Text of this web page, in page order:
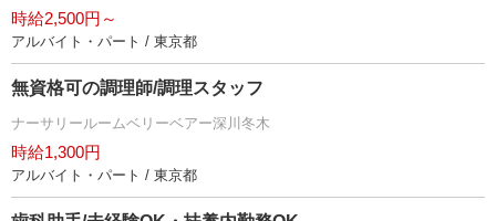
時給2,500円～
アルバイト・パート / 東京都
無資格可の調理師/調理スタッフ
ナーサリールームベリーベアー深川冬木
時給1,300円
アルバイト・パート / 東京都